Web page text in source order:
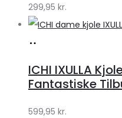
299,95 kr.
Klædeskabet.dk
ICHI IXULLA
Fantastiske
599,95 kr.